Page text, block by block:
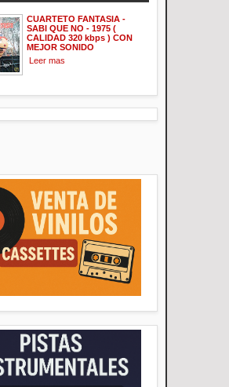
CUARTETO FANTASIA -
SABI QUE NO - 1975 (
CALIDAD 320 kbps ) CON
MEJOR SONIDO
Leer mas